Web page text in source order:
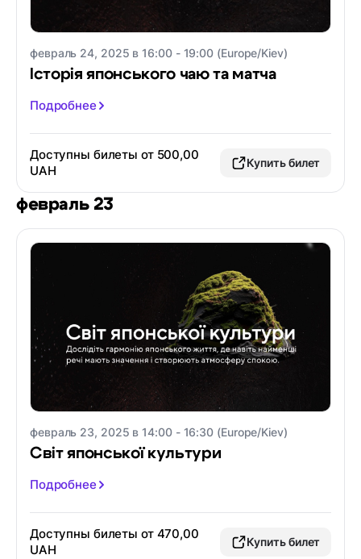
февраль 24, 2025 в 16:00 - 19:00 (Europe/Kiev)
Історія японського чаю та матча
Подробнее
Доступны билеты от 500,00
UAH
Купить билет
февраль 23
февраль 23, 2025 в 14:00 - 16:30 (Europe/Kiev)
Світ японської культури
Подробнее
Доступны билеты от 470,00
UAH
Купить билет